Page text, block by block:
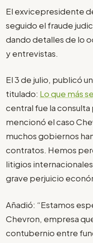
El exvicepresidente
seguido el fraude
dando detalles de lo
y entrevistas.
El 3 de julio, publicó
titulado: Lo que más
central fue la consulta
mencionó el caso
muchos gobiernos
contratos. Hemos
litigios
grave perjuicio
Añadió: “Estamos
Chevron, empresa
contubernio entre